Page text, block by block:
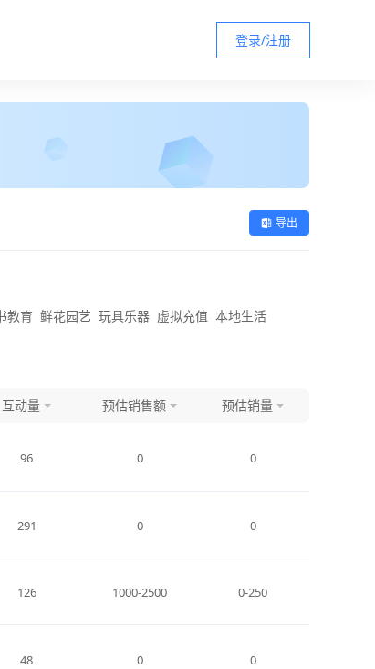
登录/注册
导出
教育 鲜花园艺 玩具乐器 虚拟充值 本地生活
互动量 预估销售额 预估销量
96 0 0
291 0 0
126 1000-2500 0-250
48 0 0